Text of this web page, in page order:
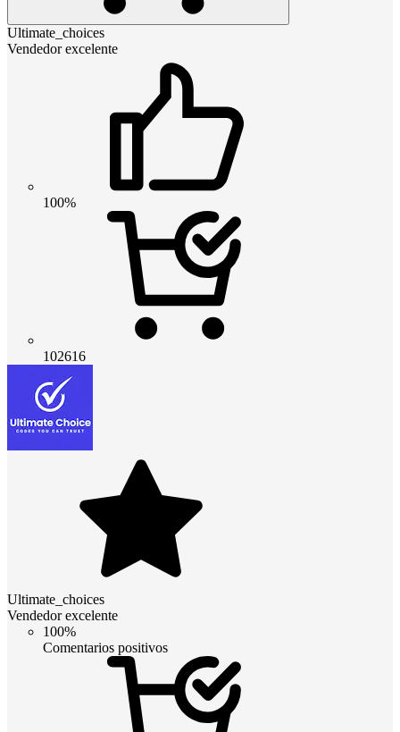
Ultimate_choices
Vendedor excelente
100%
102616
Ultimate_choices
Vendedor excelente
100%
Comentarios positivos